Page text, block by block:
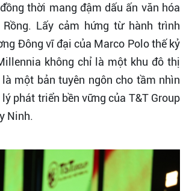
thời mang đậm dấu ấn văn hóa
Lấy cảm hứng từ hành trình
Đông vĩ đại của Marco Polo thế kỷ
không chỉ là một khu đô thị
một bản tuyên ngôn cho tầm nhìn
phát triển bền vững của T&T Group
Ninh.